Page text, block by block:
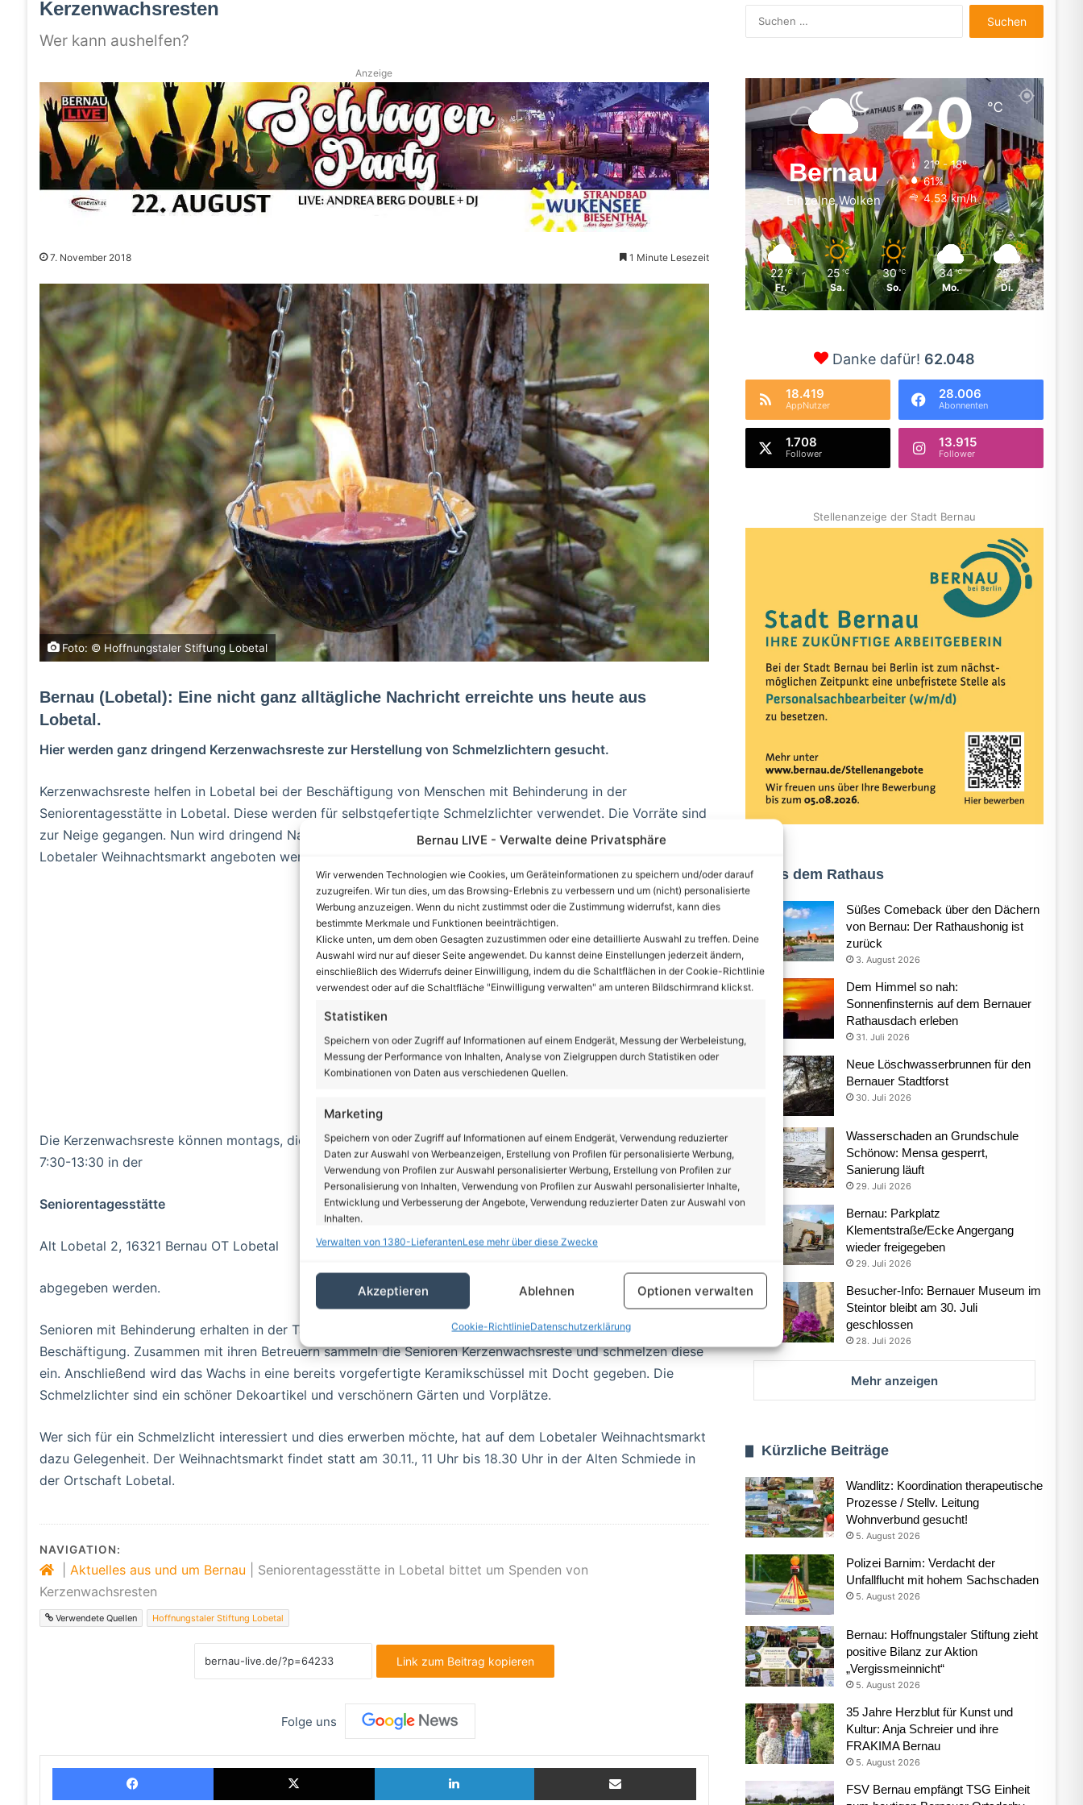
Bernau LIVE - Verwalte deine Privatsphäre
Wir verwenden Technologien wie Cookies, um Geräteinformationen zu speichern und/oder darauf
zuzugreifen. Wir tun dies, um das Browsing-Erlebnis zu verbessern und um (nicht) personalisierte
Werbung anzuzeigen. Wenn du nicht zustimmst oder die Zustimmung widerrufst, kann dies
bestimmte Merkmale und Funktionen beeinträchtigen.
Klicke unten, um dem oben Gesagten zuzustimmen oder eine detaillierte Auswahl zu treffen. Deine
Auswahl wird nur auf dieser Seite angewendet. Du kannst deine Einstellungen jederzeit ändern,
einschließlich des Widerrufs deiner Einwilligung, indem du die Schaltflächen in der Cookie-Richtlinie
verwendest oder auf die Schaltfläche "Einwilligung verwalten" am unteren Bildschirmrand klickst.
Statistiken
Speichern von oder Zugriff auf Informationen auf einem Endgerät, Messung der Werbeleistung,
Messung der Performance von Inhalten, Analyse von Zielgruppen durch Statistiken oder
Kombinationen von Daten aus verschiedenen Quellen.
Marketing
Speichern von oder Zugriff auf Informationen auf einem Endgerät, Verwendung reduzierter
Daten zur Auswahl von Werbeanzeigen, Erstellung von Profilen für personalisierte Werbung,
Verwendung von Profilen zur Auswahl personalisierter Werbung, Erstellung von Profilen zur
Personalisierung von Inhalten, Verwendung von Profilen zur Auswahl personalisierter Inhalte,
Entwicklung und Verbesserung der Angebote, Verwendung reduzierter Daten zur Auswahl von
Inhalten.
Abgleichung und Kombination von Daten aus unterschiedlichen Quellen,
Verknüpfung verschiedener Endgeräte, Identifikation von Endgeräten anhand
Gewährleistung der Sicherheit, Verhinderung und Aufdeckung
von Betrug und Fehlerbehebung, Bereitstellung und Anzeige
von Werbung und Inhalten, Ihre Entscheidungen zum
Datenschutz speichern und übermitteln.
Verwalten von 1380-LieferantenLese mehr über diese Zwecke
Akzeptieren Ablehnen Optionen verwalten
Cookie-RichtlinieDatenschutzerklärung
Kerzenwachsresten
Wer kann aushelfen?
Anzeige
7. November 2018 1 Minute Lesezeit
Foto: © Hoffnungstaler Stiftung Lobetal
Bernau (Lobetal): Eine nicht ganz alltägliche Nachricht erreichte uns heute aus
Lobetal.
Hier werden ganz dringend Kerzenwachsreste zur Herstellung von Schmelzlichtern gesucht.
Kerzenwachsreste helfen in Lobetal bei der Beschäftigung von Menschen mit Behinderung in der
Seniorentagesstätte in Lobetal. Diese werden für selbstgefertigte Schmelzlichter verwendet. Die Vorräte sind
zur Neige gegangen. Nun wird dringend Nachschub gesucht, damit ausreichend Schmelzlichter beim
Lobetaler Weihnachtsmarkt angeboten werden können.
Anzeige
Die Kerzenwachsreste können montags, dienstags, donnerstags, freitags von 7:30-14:45 und mittwochs von
7:30-13:30 in der
Seniorentagesstätte
Alt Lobetal 2, 16321 Bernau OT Lobetal
abgegeben werden.
Senioren mit Behinderung erhalten in der Tagesstätte der Hoffnungstaler Stiftung Lobetal eine sinnvolle
Beschäftigung. Zusammen mit ihren Betreuern sammeln die Senioren Kerzenwachsreste und schmelzen diese
ein. Anschließend wird das Wachs in eine bereits vorgefertigte Keramikschüssel mit Docht gegeben. Die
Schmelzlichter sind ein schöner Dekoartikel und verschönern Gärten und Vorplätze.
Wer sich für ein Schmelzlicht interessiert und dies erwerben möchte, hat auf dem Lobetaler Weihnachtsmarkt
dazu Gelegenheit. Der Weihnachtsmarkt findet statt am 30.11., 11 Uhr bis 18.30 Uhr in der Alten Schmiede in
der Ortschaft Lobetal.
NAVIGATION:
Aktuelles aus und um Bernau
Seniorentagesstätte in Lobetal bittet um Spenden von
Kerzenwachsresten
Verwendete Quellen Hoffnungstaler Stiftung Lobetal
Link zum Beitrag kopieren
Folge uns
Facebook X LinkedIn Teilen via E-Mail
nach:
Bernau
Einzelne Wolken
20℃
21º - 18º
61%
4.53 km/h
22 ℃
Fr.
25 ℃
Sa.
30 ℃
So.
34 ℃
Mo.
25 ℃
Di.
Danke dafür! 62.048
18.419
AppNutzer
28.006
Abonnenten
1.708
Follower
13.915
Follower
Stellenanzeige der Stadt Bernau
Aus dem Rathaus
Süßes Comeback über den Dächern
von Bernau: Der Rathaushonig ist
zurück
3. August 2026
Dem Himmel so nah:
Sonnenfinsternis auf dem Bernauer
Rathausdach erleben
31. Juli 2026
Neue Löschwasserbrunnen für den
Bernauer Stadtforst
30. Juli 2026
Wasserschaden an Grundschule
Schönow: Mensa gesperrt,
Sanierung läuft
29. Juli 2026
Bernau: Parkplatz
Klementstraße/Ecke Angergang
wieder freigegeben
29. Juli 2026
Besucher-Info: Bernauer Museum im
Steintor bleibt am 30. Juli
geschlossen
28. Juli 2026
Mehr anzeigen
Kürzliche Beiträge
Wandlitz: Koordination therapeutische
Prozesse / Stellv. Leitung
Wohnverbund gesucht!
5. August 2026
Polizei Barnim: Verdacht der
Unfallflucht mit hohem Sachschaden
5. August 2026
Bernau: Hoffnungstaler Stiftung zieht
positive Bilanz zur Aktion
„Vergissmeinnicht“
5. August 2026
35 Jahre Herzblut für Kunst und
Kultur: Anja Schreier und ihre
FRAKIMA Bernau
5. August 2026
FSV Bernau empfängt TSG Einheit